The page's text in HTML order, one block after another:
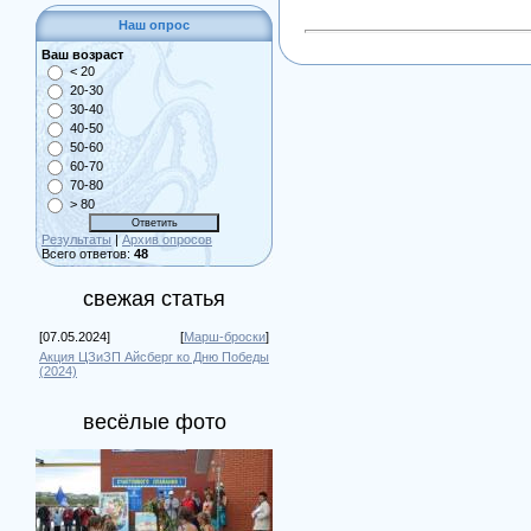
Наш опрос
Ваш возраст
< 20
20-30
30-40
40-50
50-60
60-70
70-80
> 80
Результаты | Архив опросов
Всего ответов: 48
свежая статья
[07.05.2024] [Марш-броски]
Акция ЦЗиЗП Айсберг ко Дню Победы
(2024)
весёлые фото